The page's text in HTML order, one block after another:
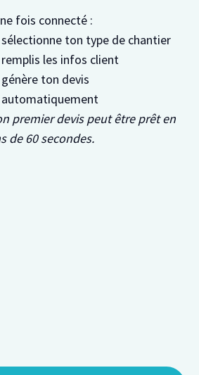
fois connecté :
sélectionne ton type de chantier
remplis les infos client
génère ton devis
automatiquement
premier devis peut être prêt en
de 60 secondes.